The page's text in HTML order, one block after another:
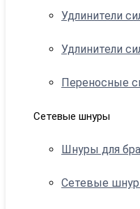
Удлинители
Удлинители
Переносные
Сетевые шнуры
Шнуры для
Сетевые